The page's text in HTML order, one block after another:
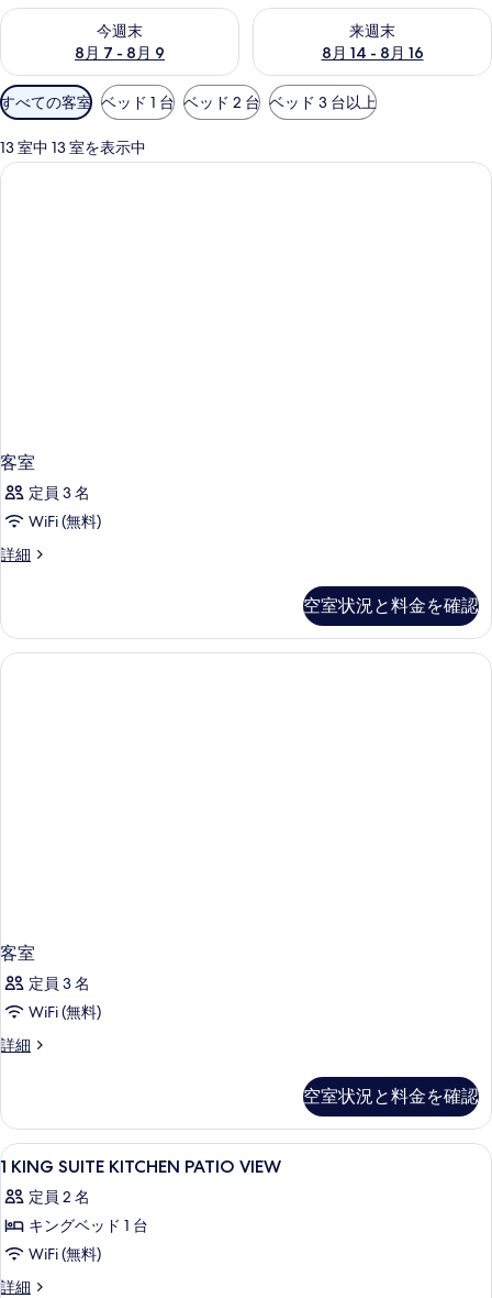
ウ
イ
の
写
今週末
8月 7 - 8月 9
今週末 8月 7 - 8月 9 の空室状況をチェック
来週末
8月 14 - 8月 16
来週末 8月 14 - 8月 16 の空室
利
用
可
能
すべての客室 ベッド 1 台 ベッド 2 台 ベッド 3 台以上
13 室中 13 室を表示中
客室
定員 3 名
WiFi (無料)
詳細
客
細
空室状況と料金を確認
客室
定員 3 名
WiFi (無料)
詳細
客
細
空室状況と料金を確認
1
KING
SUITE
KITCHEN
PATIO
VIEW
低刺激性寝具、羽毛の掛け布団、セ
5
1 KING SUITE KITCHEN PATIO VIEW
定員 2 名
キングベッド 1 台
WiFi (無料)
詳細
1